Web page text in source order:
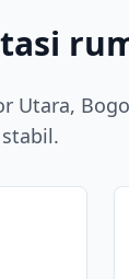
Utara,